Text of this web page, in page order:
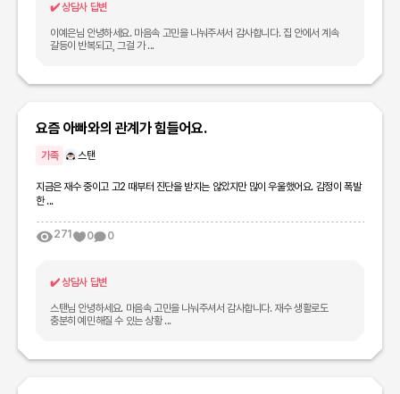
✔️상담사 답변
이예은님 안녕하세요. 마음속 고민을 나눠주셔서 감사합니다. 집 안에서 계속
갈등이 반복되고, 그걸 가 ...
요즘 아빠와의 관계가 힘들어요.
가족 스탠
지금은 재수 중이고 고2 때부터 진단을 받지는 않았지만 많이 우울했어요. 감정이 폭발
한 ...
271 0 0
✔️상담사 답변
스탠님 안녕하세요. 마음속 고민을 나눠주셔서 감사합니다. 재수 생활로도
충분히 예민해질 수 있는 상황 ...